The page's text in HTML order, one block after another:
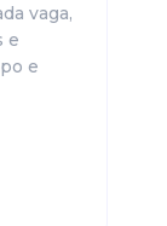
vaga,
e
e